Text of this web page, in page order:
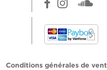
Conditions générales de